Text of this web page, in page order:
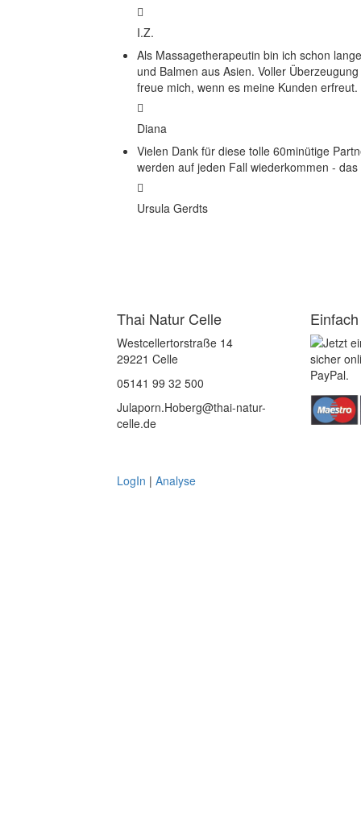
I.Z.
Als Massagetherapeutin bin ich schon
und Balmen aus Asien. Voller
freue mich, wenn es meine Kunden erfreut.
Diana
Vielen Dank für diese tolle 60minütige
werden auf jeden Fall wiederkommen -
Ursula Gerdts
Thai Natur Celle
Westcellertorstraße 14
29221 Celle
05141 99 32 500
Julaporn.Hoberg@thai-natur-
celle.de
LogIn | Analyse